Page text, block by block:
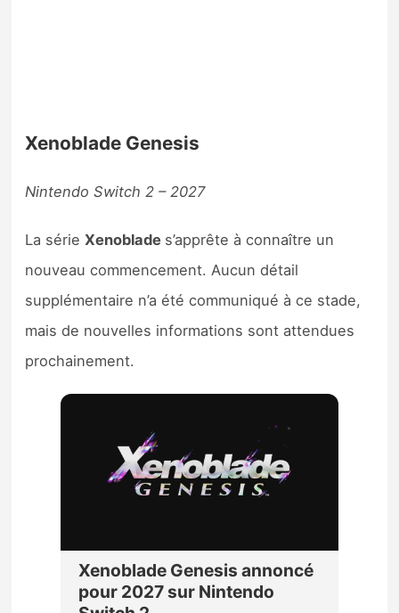
Xenoblade Genesis
Nintendo Switch 2 – 2027
La sérieXenoblade s’apprête à connaître un
nouveau commencement. Aucun détail
supplémentaire n’a été communiqué à ce stade,
mais de nouvelles informations sont attendues
prochainement.